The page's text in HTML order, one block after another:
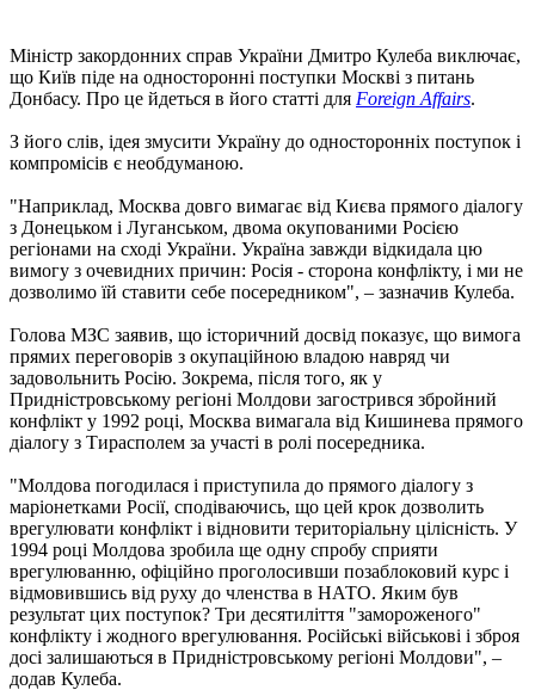
Міністр закордонних справ України Дмитро Кулеба виключає,
що Київ піде на односторонні поступки Москві з питань
Донбасу. Про це йдеться в його статті для Foreign Affairs.
З його слів, ідея змусити Україну до односторонніх поступок і
компромісів є необдуманою.
"Наприклад, Москва довго вимагає від Києва прямого діалогу
з Донецьком і Луганськом, двома окупованими Росією
регіонами на сході України. Україна завжди відкидала цю
вимогу з очевидних причин: Росія - сторона конфлікту, і ми не
дозволимо їй ставити себе посередником", – зазначив Кулеба.
Голова МЗС заявив, що історичний досвід показує, що вимога
прямих переговорів з окупаційною владою навряд чи
задовольнить Росію. Зокрема, після того, як у
Придністровському регіоні Молдови загострився збройний
конфлікт у 1992 році, Москва вимагала від Кишинева прямого
діалогу з Тирасполем за участі в ролі посередника.
"Молдова погодилася і приступила до прямого діалогу з
маріонетками Росії, сподіваючись, що цей крок дозволить
врегулювати конфлікт і відновити територіальну цілісність. У
1994 році Молдова зробила ще одну спробу сприяти
врегулюванню, офіційно проголосивши позаблоковий курс і
відмовившись від руху до членства в НАТО. Яким був
результат цих поступок? Три десятиліття "замороженого"
конфлікту і жодного врегулювання. Російські військові і зброя
досі залишаються в Придністровському регіоні Молдови", –
додав Кулеба.